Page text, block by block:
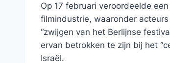
Op 17 februari veroordeelde
filmindustrie, waaronder
“zwijgen van het Berlijnse
ervan betrokken te zijn bij het
Israël.